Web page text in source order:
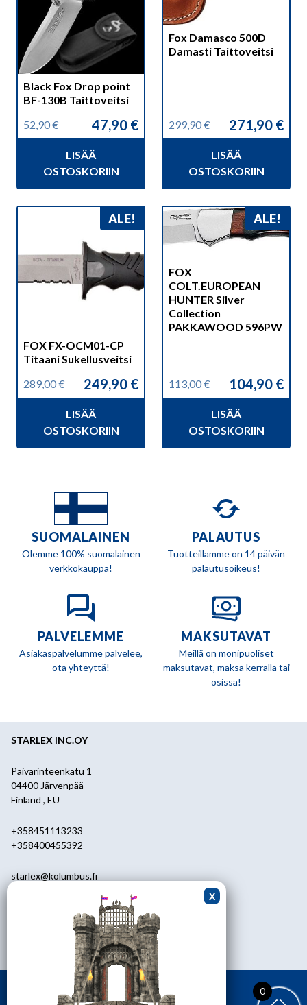
Black Fox Drop point
BF-130B Taittoveitsi
52,90€
Alkuperäinen
52,90 €.
47,90 €
Nykyinen
47,90 €.
LISÄÄ
OSTOSKORIIN
Fox Damasco 500D
Damasti Taittoveitsi
299,90€
Alkuperäinen
299,90 €.
271,90 €
Nykyinen
271,90 €.
LISÄÄ
OSTOSKORIIN
ALE!
FOX FX-OCM01-CP
Titaani Sukellusveitsi
289,00€
Alkuperäinen
289,00 €.
249,90 €
Nykyinen
249,90 €.
LISÄÄ
OSTOSKORIIN
ALE!
FOX
COLT.EUROPEAN
HUNTER Silver
Collection
PAKKAWOOD 596PW
113,00€
Alkuperäinen
113,00 €.
104,90 €
Nykyinen
104,90 €.
LISÄÄ
OSTOSKORIIN
SUOMALAINEN
Olemme 100% suomalainen
verkkokauppa!
PALAUTUS
Tuotteillamme on 14 päivän
palautusoikeus!
PALVELEMME
Asiakaspalvelumme palvelee,
ota yhteyttä!
MAKSUTAVAT
Meillä on monipuoliset
maksutavat, maksa kerralla tai
osissa!
STARLEX INC.OY
Päivärinteenkatu 1
04400 Järvenpää
Finland , EU
+358451113233
+358400455392
starlex@kolumbus.fi
ark.klo 08.30-17.00
0